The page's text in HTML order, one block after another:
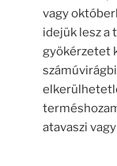
vagy
idejük lesz a
gyökérzetet
atavaszi